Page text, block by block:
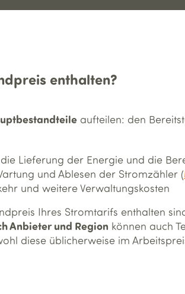
enthalten?
aufteilen: den
Lieferung der Energie und die
und Ablesen der Stromzähler (
und weitere Verwaltungskosten
Ihres Stromtarifs enthalten
Anbieter und Region können auch
diese üblicherweise im